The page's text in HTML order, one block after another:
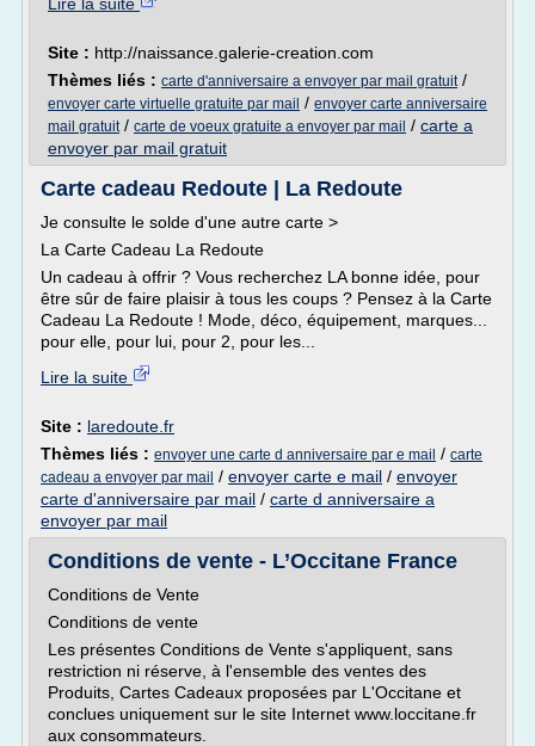
Site : http://naissance.galerie-creation.com
Thèmes liés : carte d'anniversaire a envoyer par mail gratuit/
envoyer carte virtuelle gratuite par mail / envoyer carte anniversaire
mail gratuit/ carte de voeux gratuite a envoyer par mail / carte a
envoyer par mail gratuit
Carte cadeau Redoute | La Redoute
Je consulte le solde d'une autre carte >
La Carte Cadeau La Redoute
Un cadeau à offrir ? Vous recherchez LA bonne idée, pour
être sûr de faire plaisir à tous les coups ? Pensez à la Carte
Cadeau La Redoute ! Mode, déco, équipement, marques...
pour elle, pour lui, pour 2, pour les...
Lire la suite
Site : laredoute.fr
Thèmes liés : envoyer une carte d anniversaire par e mail / carte
cadeau a envoyer par mail / envoyer carte e mail / envoyer
carte d'anniversaire par mail / carte d anniversaire a
envoyer par mail
Conditions de vente - L’Occitane France
Conditions de Vente
Conditions de vente
Les présentes Conditions de Vente s'appliquent, sans
restriction ni réserve, à l'ensemble des ventes des
Produits, Cartes Cadeaux proposées par L'Occitane et
conclues uniquement sur le site Internet www.loccitane.fr
aux consommateurs.